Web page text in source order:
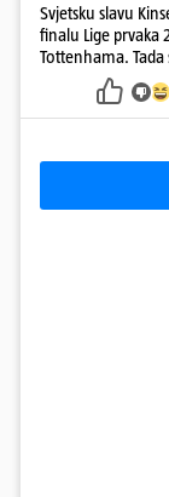
Svjetsku slavu
finalu Lige prvaka
Tottenhama.
ju je lovila po